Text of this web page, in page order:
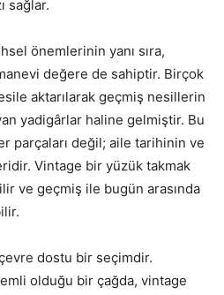
sağlar.
önemlerinin yanı sıra,
değere de sahiptir. Birçok
aktarılarak geçmiş nesillerin
yadigârlar haline gelmiştir. Bu
parçaları değil; aile tarihinin ve
Vintage bir yüzük takmak
ve geçmiş ile bugün arasında
dostu bir seçimdir.
olduğu bir çağda, vintage